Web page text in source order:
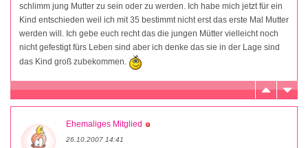
schlimm jung Mutter zu sein oder zu werden. Ich habe mich jetzt für ein
Kind entschieden weil ich mit 35 bestimmt nicht erst das erste Mal Mutter
werden will. Ich gebe euch recht das die jungen Mütter vielleicht noch
nicht gefestigt fürs Leben sind aber ich denke das sie in der Lage sind
das Kind groß zubekommen.
Ehemaliges Mitglied
26.10.2007 14:41